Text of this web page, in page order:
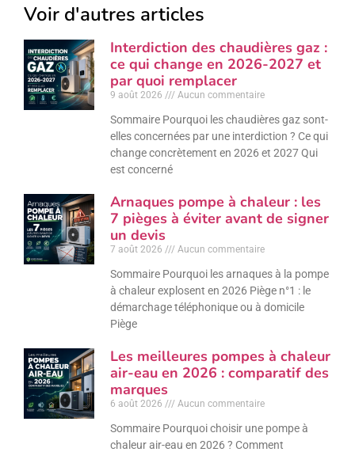
Voir d'autres articles
Interdiction des chaudières gaz :
ce qui change en 2026-2027 et
par quoi remplacer
9 août 2026 Aucun commentaire
Sommaire Pourquoi les chaudières gaz sont-
elles concernées par une interdiction ? Ce qui
change concrètement en 2026 et 2027 Qui
est concerné
Arnaques pompe à chaleur : les
7 pièges à éviter avant de signer
un devis
7 août 2026 Aucun commentaire
Sommaire Pourquoi les arnaques à la pompe
à chaleur explosent en 2026 Piège n°1 : le
démarchage téléphonique ou à domicile
Piège
Les meilleures pompes à chaleur
air-eau en 2026 : comparatif des
marques
6 août 2026 Aucun commentaire
Sommaire Pourquoi choisir une pompe à
chaleur air-eau en 2026 ? Comment